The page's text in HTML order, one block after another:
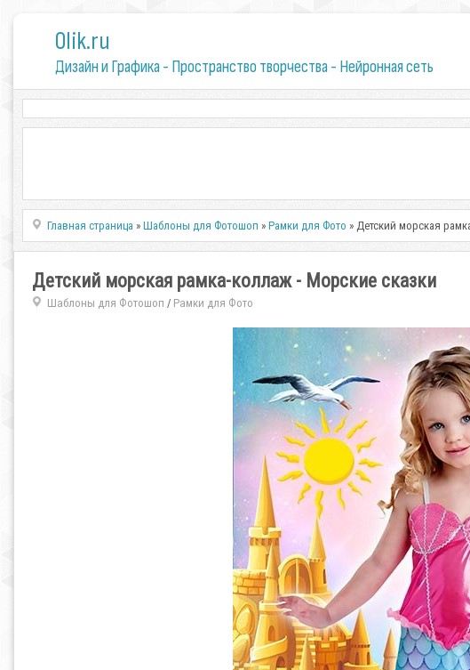
0lik.ru
Дизайн и Графика - Пространство творчества - Нейронная сеть
Главная страница »Шаблоны для Фотошоп »Рамки для Фото » Детский морская
Детский морская рамка-коллаж - Морские сказки
Шаблоны для Фотошоп / Рамки для Фото